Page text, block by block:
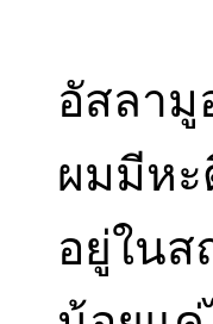
อัสลามู
ผมมีห
อยู่ในส